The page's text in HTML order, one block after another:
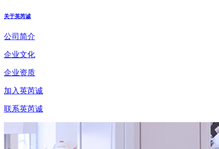
关于英芮诚
公司简介
企业文化
企业资质
加入英芮诚
联系英芮诚